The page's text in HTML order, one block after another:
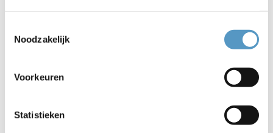
Noodzakelijk
Voorkeuren
Statistieken
Beleidsplan 2023-2026